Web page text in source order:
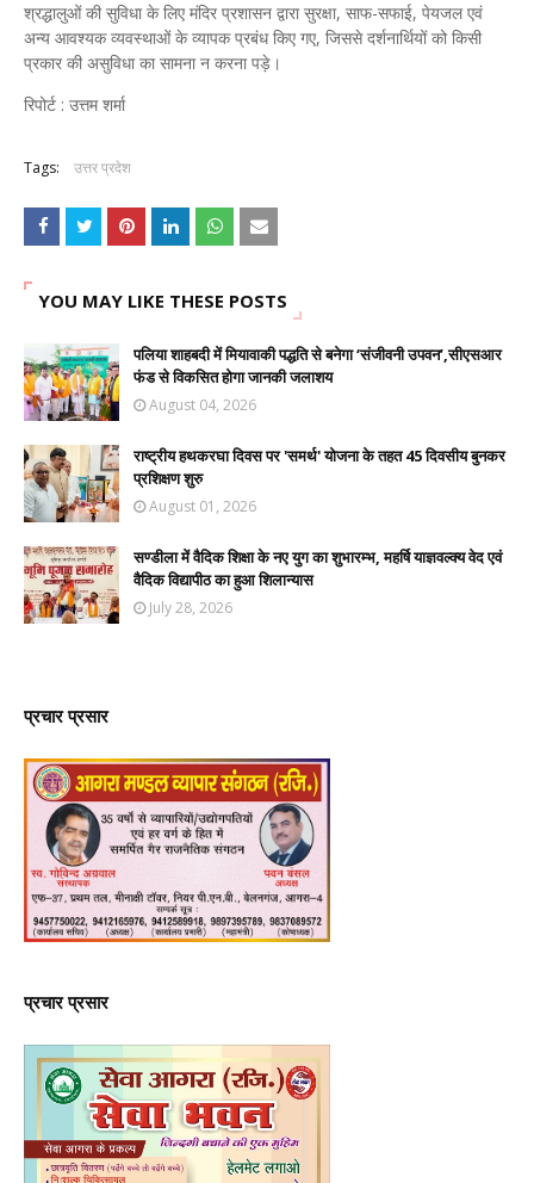
श्रद्धालुओं की सुविधा के लिए मंदिर प्रशासन द्वारा सुरक्षा, साफ-सफाई, पेयजल एवं
अन्य आवश्यक व्यवस्थाओं के व्यापक प्रबंध किए गए, जिससे दर्शनार्थियों को किसी
प्रकार की असुविधा का सामना न करना पड़े।
रिपोर्ट : उत्तम शर्मा
Tags: उत्तर प्रदेश
YOU MAY LIKE THESE POSTS
पलिया शाहबदी में मियावाकी पद्धति से बनेगा ‘संजीवनी उपवन’,सीएसआर
फंड से विकसित होगा जानकी जलाशय
August 04, 2026
राष्ट्रीय हथकरघा दिवस पर 'समर्थ' योजना के तहत 45 दिवसीय बुनकर
प्रशिक्षण शुरु
August 01, 2026
सण्डीला में वैदिक शिक्षा के नए युग का शुभारम्भ, महर्षि याज्ञवल्क्य वेद एवं
वैदिक विद्यापीठ का हुआ शिलान्यास
July 28, 2026
प्रचार प्रसार
प्रचार प्रसार